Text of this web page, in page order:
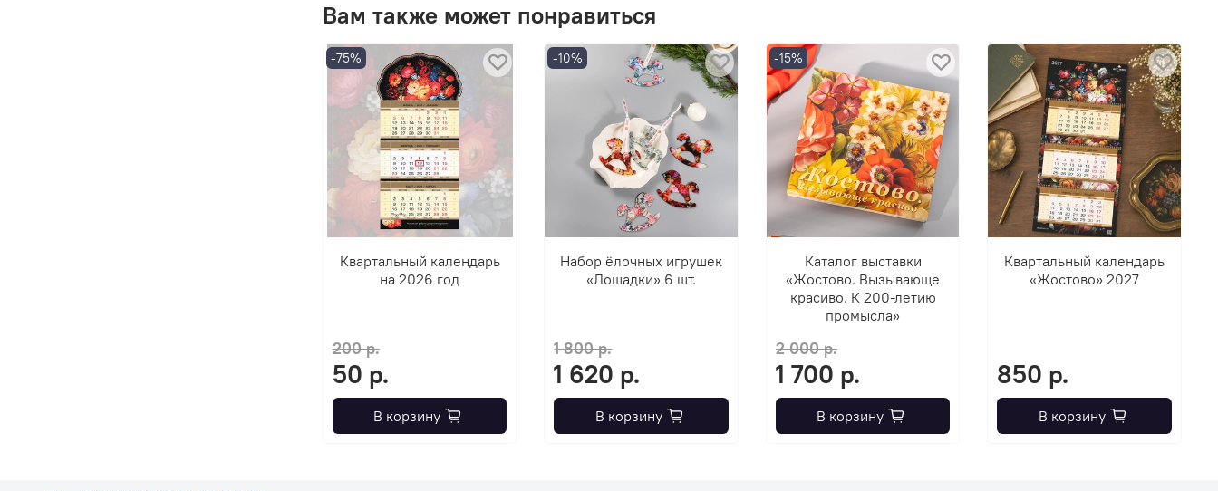
Вам также может понравиться
-75%
Квартальный календарь
на 2026 год
200 р.
50 р.
В корзину
-10%
Набор ёлочных игрушек
«Лошадки» 6 шт.
1 800 р.
1 620 р.
В корзину
-15%
Каталог выставки
«Жостово. Вызывающе
красиво. К 200-летию
промысла»
2 000 р.
1 700 р.
В корзину
Квартальный календарь
«Жостово» 2027
850 р.
В корзину